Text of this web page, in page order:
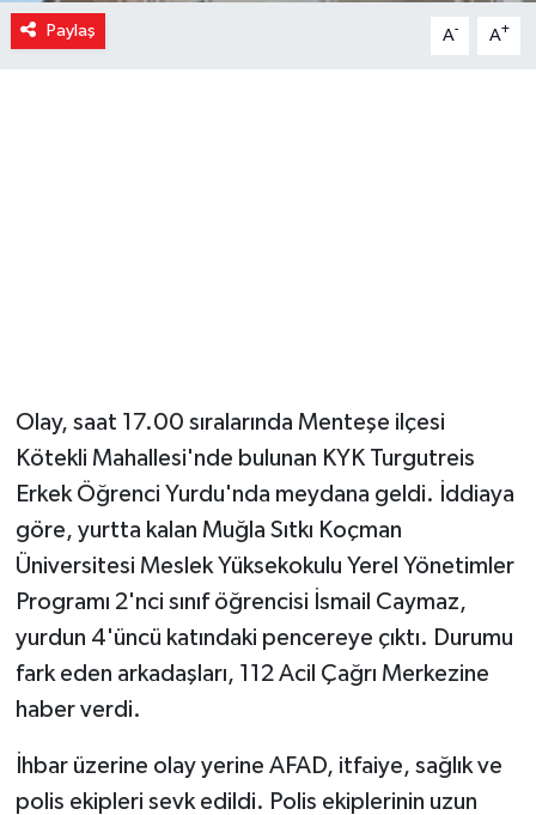
Paylaş A- A+
Olay, saat 17.00 sıralarında Menteşe ilçesi
Kötekli Mahallesi'nde bulunan KYK Turgutreis
Erkek Öğrenci Yurdu'nda meydana geldi. İddiaya
göre, yurtta kalan Muğla Sıtkı Koçman
Üniversitesi Meslek Yüksekokulu Yerel Yönetimler
Programı 2'nci sınıf öğrencisi İsmail Caymaz,
yurdun 4'üncü katındaki pencereye çıktı. Durumu
fark eden arkadaşları, 112 Acil Çağrı Merkezine
haber verdi.
İhbar üzerine olay yerine AFAD, itfaiye, sağlık ve
polis ekipleri sevk edildi. Polis ekiplerinin uzun